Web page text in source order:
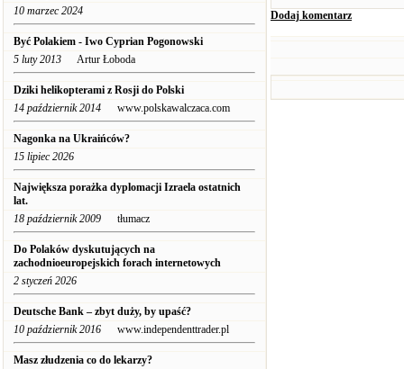
10 marzec 2024
Być Polakiem - Iwo Cyprian Pogonowski
5 luty 2013 Artur Łoboda
Dziki helikopterami z Rosji do Polski
14 październik 2014 www.polskawalczaca.com
Nagonka na Ukraińców?
15 lipiec 2026
Największa porażka dyplomacji Izraela ostatnich
lat.
18 październik 2009 tłumacz
Do Polaków dyskutujących na
zachodnioeuropejskich forach internetowych
2 styczeń 2026
Deutsche Bank – zbyt duży, by upaść?
10 październik 2016 www.independenttrader.pl
Masz złudzenia co do lekarzy?
Dodaj komentarz